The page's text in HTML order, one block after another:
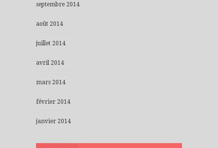
septembre 2014
août 2014
juillet 2014
avril 2014
mars 2014
février 2014
janvier 2014